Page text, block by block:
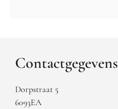
Contactgegevens
Dorpstraat 5
6093EA